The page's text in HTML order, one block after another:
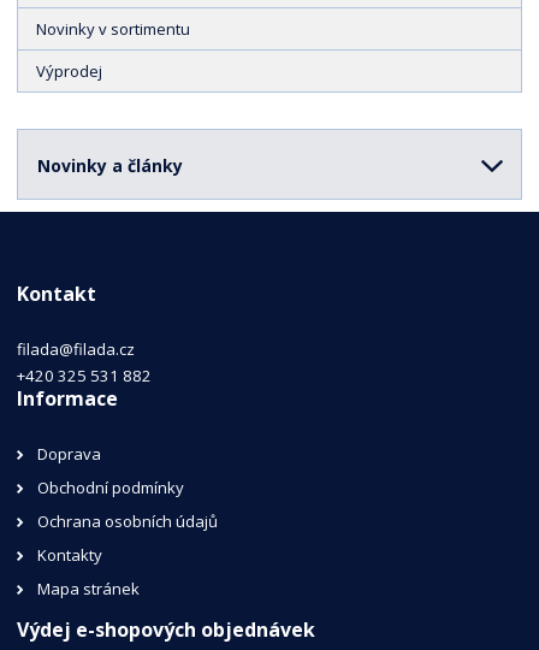
Novinky v sortimentu
Výprodej
Novinky a články
Kontakt
filada@filada.cz
+420 325 531 882
Informace
Doprava
Obchodní podmínky
Ochrana osobních údajů
Kontakty
Mapa stránek
Výdej e-shopových objednávek